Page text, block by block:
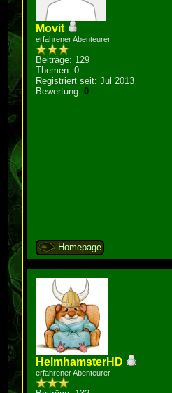
Movit
erfahrener Abenteurer
Beiträge: 129
Themen: 0
Registriert seit: Jul 2013
Bewertung:0
Homepage
HelmhamsterHD
erfahrener Abenteurer